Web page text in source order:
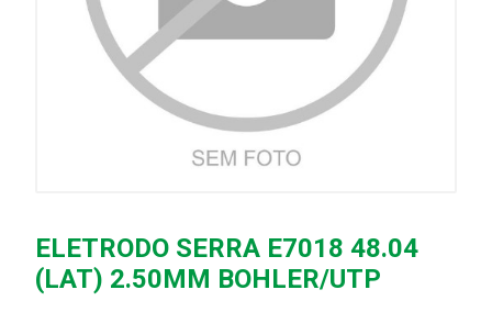
ELETRODO SERRA E7018 48.04
(LAT) 2.50MM BOHLER/UTP